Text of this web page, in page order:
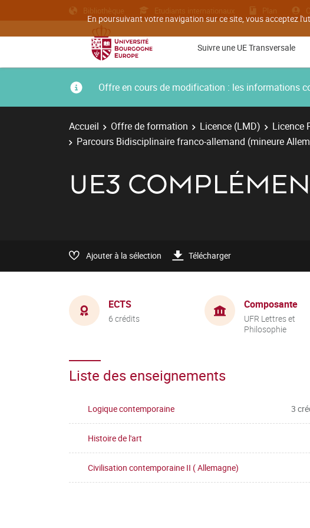
En poursuivant votre navigation sur ce site, vous acceptez
Bibliothèque Etudiants internationaux Plan
Suivre une UE Transversale
Offre en cours de modification : les informations
Accueil Offre de formation Licence (LMD) Licence
Parcours Bidisciplinaire franco-allemand (mineure
UE3
Ajouter à la sélection Télécharger
ECTS
6 crédits
Composante
UFR Lettres et
Philosophie
Liste des enseignements
Logique contemporaine 3
Histoire de l'art
Civilisation contemporaine II ( Allemagne)